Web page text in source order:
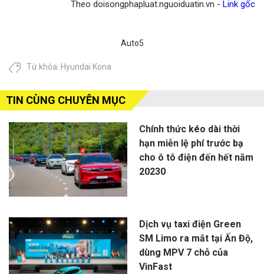
Theo doisongphapluat.nguoiduatin.vn - Link gốc
Auto5
Từ khóa: Hyundai Kona
TIN CÙNG CHUYÊN MỤC
Chính thức kéo dài thời
hạn miễn lệ phí trước bạ
cho ô tô điện đến hết năm
20230
Dịch vụ taxi điện Green
SM Limo ra mắt tại Ấn Độ,
dùng MPV 7 chỗ của
VinFast